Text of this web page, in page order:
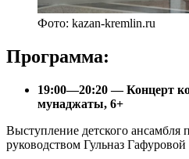
Фото: kazan-kremlin.ru
Программа:
19:00—20:20 — Концерт
мунаджаты, 6+
Выступление детского
руководством Гульназ